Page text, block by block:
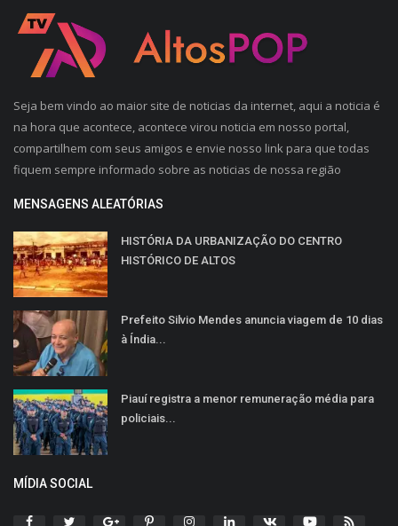
Seja bem vindo ao maior site de noticias da internet, aqui a noticia é
na hora que acontece, acontece virou noticia em nosso portal,
compartilhem com seus amigos e envie nosso link para que todas
fiquem sempre informado sobre as noticias de nossa região
MENSAGENS ALEATÓRIAS
HISTÓRIA DA URBANIZAÇÃO DO CENTRO
HISTÓRICO DE ALTOS
Prefeito Silvio Mendes anuncia viagem de 10 dias
à Índia...
Piauí registra a menor remuneração média para
policiais...
MÍDIA SOCIAL